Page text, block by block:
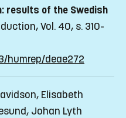
results of the Swedish
Vol. 40, s. 310-
humrep/deae272
Elisabeth
Johan Lyth